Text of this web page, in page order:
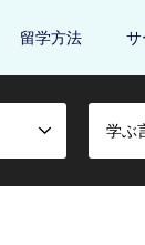
留学方法
学ぶ